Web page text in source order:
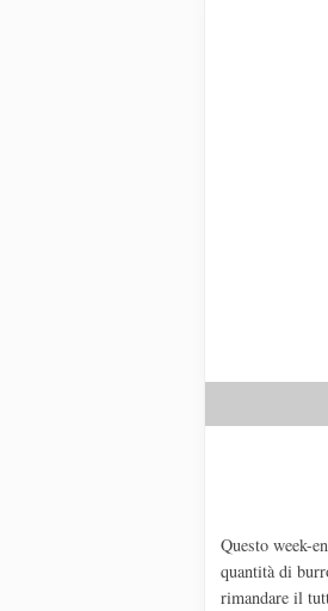
Questo week-
quantità di
rimandare il